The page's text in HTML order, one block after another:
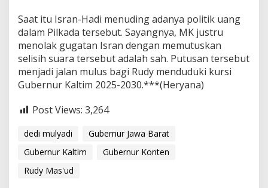
Saat itu Isran-Hadi menuding adanya politik uang
dalam Pilkada tersebut. Sayangnya, MK justru
menolak gugatan Isran dengan memutuskan
selisih suara tersebut adalah sah. Putusan tersebut
menjadi jalan mulus bagi Rudy menduduki kursi
Gubernur Kaltim 2025-2030.***(Heryana)
Post Views: 3,264
dedi mulyadi
Gubernur Jawa Barat
Gubernur Kaltim
Gubernur Konten
Rudy Mas'ud